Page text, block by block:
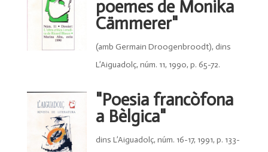
poemes de Monika
Cämmerer"
(amb Germain Droogenbroodt), dins
L’Aiguadolç, núm. 11, 1990, p. 65-72.
"Poesia francòfona
a Bèlgica"
dins L’Aiguadolç, núm. 16-17, 1991, p. 133-